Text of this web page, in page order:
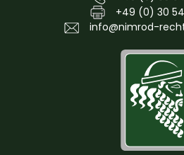
+49 (0) 30
info@nimrod-